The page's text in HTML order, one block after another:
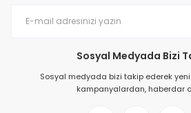
Sosyal Medyada Bizi
Sosyal medyada bizi takip ederek
kampanyalardan, haberdar